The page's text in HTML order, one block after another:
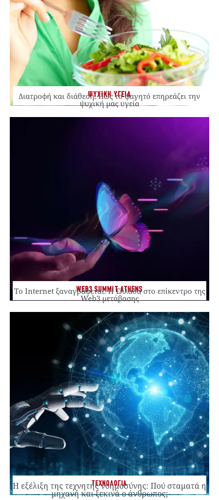
ΨΥΧΙΚΗ ΥΓΕΙΑ
Διατροφή και διάθεση: Πώς το φαγητό επηρεάζει την
ψυχική μας υγεία
WEB3 SUMMIT ATHENS
Το Internet ξαναγράφεται. Η Ελλάδα στο επίκεντρο της
Web3 μετάβασης
ΤΕΧΝΟΛΟΓΙΑ
Η εξέλιξη της τεχνητής νοημοσύνης: Πού σταματά η
μηχανή και ξεκινά ο άνθρωπος;